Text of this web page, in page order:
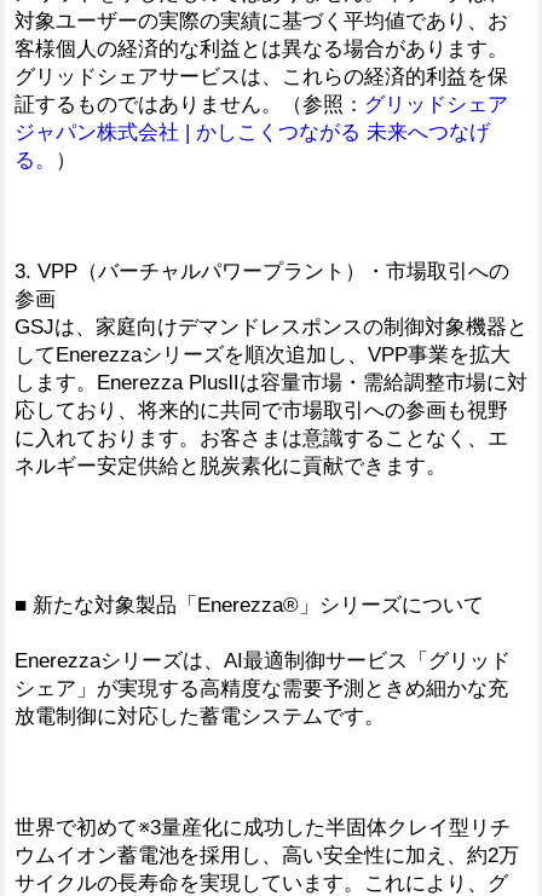
対象ユーザーの実際の実績に基づく平均値であり、お
客様個人の経済的な利益とは異なる場合があります。
グリッドシェアサービスは、これらの経済的利益を保
証するものではありません。（参照： グリッドシェア
ジャパン株式会社 | かしこくつながる 未来へつなげ
る。
）
3. VPP（バーチャルパワープラント）・市場取引への
参画
GSJは、家庭向けデマンドレスポンスの制御対象機器と
してEnerezzaシリーズを順次追加し、VPP事業を拡大
します。Enerezza PlusⅡは容量市場・需給調整市場に対
応しており、将来的に共同で市場取引への参画も視野
に入れております。お客さまは意識することなく、エ
ネルギー安定供給と脱炭素化に貢献できます。
■ 新たな対象製品「Enerezza®」シリーズについて
Enerezzaシリーズは、AI最適制御サービス「グリッド
シェア」が実現する高精度な需要予測ときめ細かな充
放電制御に対応した蓄電システムです。
世界で初めて※3量産化に成功した半固体クレイ型リチ
ウムイオン蓄電池を採用し、高い安全性に加え、約2万
サイクルの長寿命を実現しています。これにより、グ